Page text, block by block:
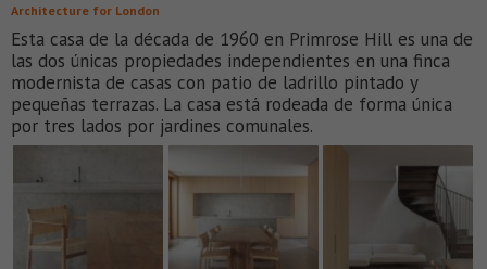
Architecture for London
Esta casa de la década de 1960 en Primrose Hill es una de
las dos únicas propiedades independientes en una finca
modernista de casas con patio de ladrillo pintado y
pequeñas terrazas. La casa está rodeada de forma única
por tres lados por jardines comunales.